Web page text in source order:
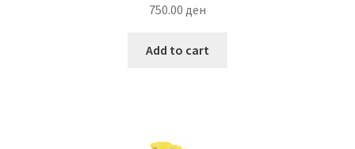
750.00 ден
Add to cart